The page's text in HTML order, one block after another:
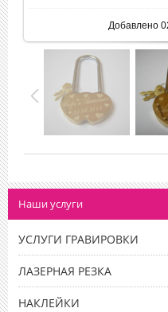
Добавлено
Наши услуги
УСЛУГИ ГРАВИРОВКИ
ЛАЗЕРНАЯ РЕЗКА
НАКЛЕЙКИ